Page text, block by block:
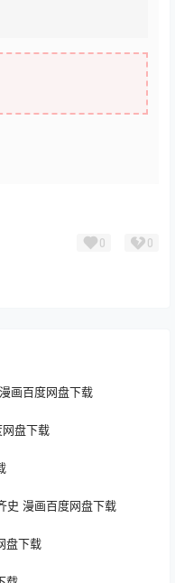
0 0
画百度网盘下载
盘下载
史 漫画百度网盘下载
盘下载